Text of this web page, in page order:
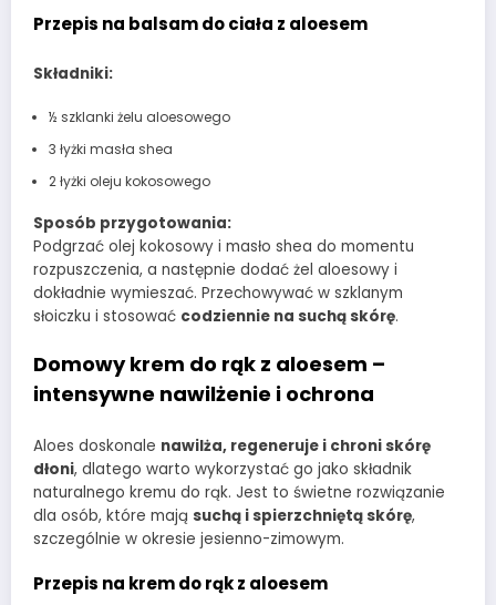
Przepis na balsam do ciała z aloesem
Składniki:
½ szklanki żelu aloesowego
3 łyżki masła shea
2 łyżki oleju kokosowego
Sposób przygotowania:
Podgrzać olej kokosowy i masło shea do momentu
rozpuszczenia, a następnie dodać żel aloesowy i
dokładnie wymieszać. Przechowywać w szklanym
słoiczku i stosować codziennie na suchą skórę.
Domowy krem do rąk z aloesem –
intensywne nawilżenie i ochrona
Aloes doskonale nawilża, regeneruje i chroni skórę
dłoni, dlatego warto wykorzystać go jako składnik
naturalnego kremu do rąk. Jest to świetne rozwiązanie
dla osób, które mają suchą i spierzchniętą skórę,
szczególnie w okresie jesienno-zimowym.
Przepis na krem do rąk z aloesem